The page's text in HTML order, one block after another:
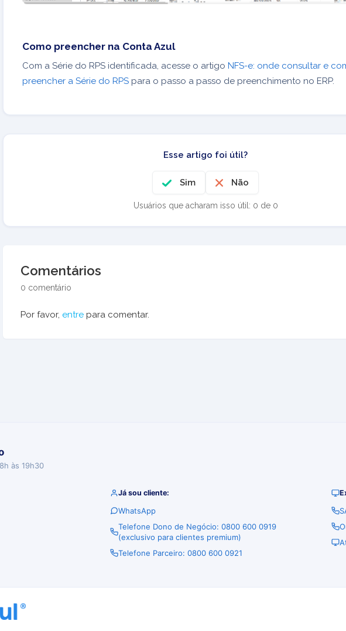
Como preencher na Conta Azul
Com a Série do RPS identificada, acesse o artigo NFS-e: onde consultar e
preencher a Série do RPS para o passo a passo de preenchimento no ERP.
Esse artigo foi útil?
Sim Não
Usuários que acharam isso útil: 0 de 0
Comentários
0 comentário
Por favor, entre para comentar.
às 19h30
Já sou cliente:
WhatsApp
Telefone Dono de Negócio: 0800 600 0919
(exclusivo para clientes premium)
Telefone Parceiro: 0800 600 0921